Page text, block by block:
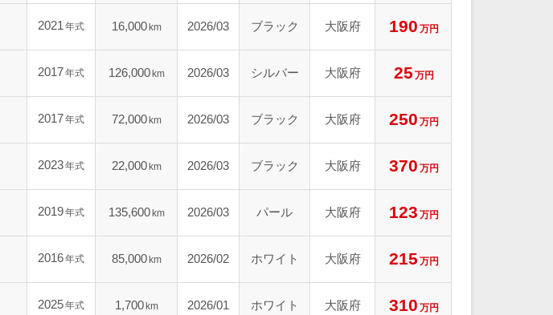
2021 年式 16,000 km 2026/03 ブラック 大阪府 190 万円
2017年式 126,000 km 2026/03 シルバー 大阪府 25 万円
2017年式 72,000 km 2026/03 ブラック 大阪府 250 万円
2023年式 22,000 km 2026/03 ブラック 大阪府 370 万円
2019年式 135,600 km 2026/03 パール 大阪府 123 万円
2016年式 85,000 km 2026/02 ホワイト 大阪府 215 万円
2025年式 1,700 km 2026/01 ホワイト 大阪府 310 万円